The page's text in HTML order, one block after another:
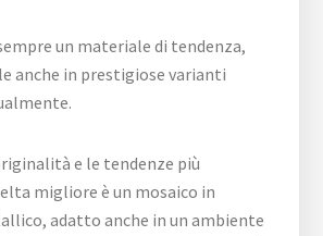
un materiale di tendenza,
anche in prestigiose varianti
e le tendenze più
migliore è un mosaico in
adatto anche in un ambiente